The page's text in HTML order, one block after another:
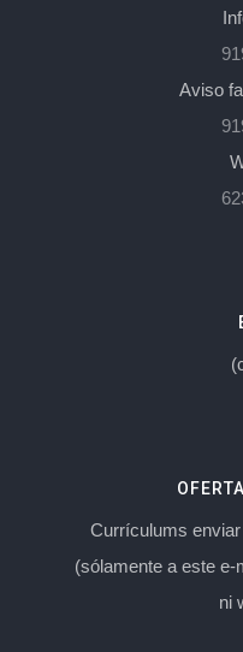
Aviso
Currículums
(sólamente a este e-
ni